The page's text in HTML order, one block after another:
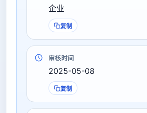
企业
复制
审核时间
2025-05-08
复制